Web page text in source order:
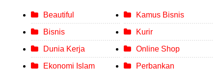
Beautiful
Bisnis
Dunia Kerja
Ekonomi Islam
Kamus Bisnis
Kurir
Online Shop
Perbankan